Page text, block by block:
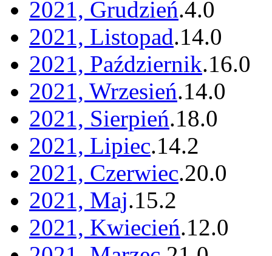
2021, Grudzień.4.0
2021, Listopad.14.0
2021, Październik.16.0
2021, Wrzesień.14.0
2021, Sierpień.18.0
2021, Lipiec.14.2
2021, Czerwiec.20.0
2021, Maj.15.2
2021, Kwiecień.12.0